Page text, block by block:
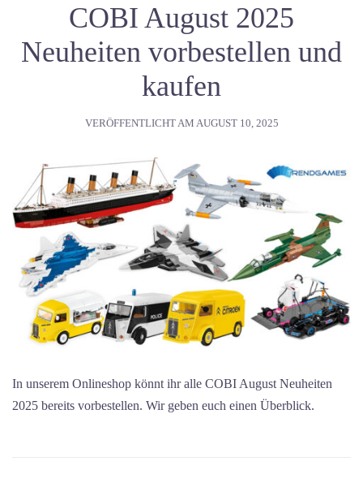
COBI August 2025
Neuheiten vorbestellen und
kaufen
VERÖFFENTLICHT AM AUGUST 10, 2025
In unserem Onlineshop könnt ihr alle COBI August Neuheiten
2025 bereits vorbestellen. Wir geben euch einen Überblick.